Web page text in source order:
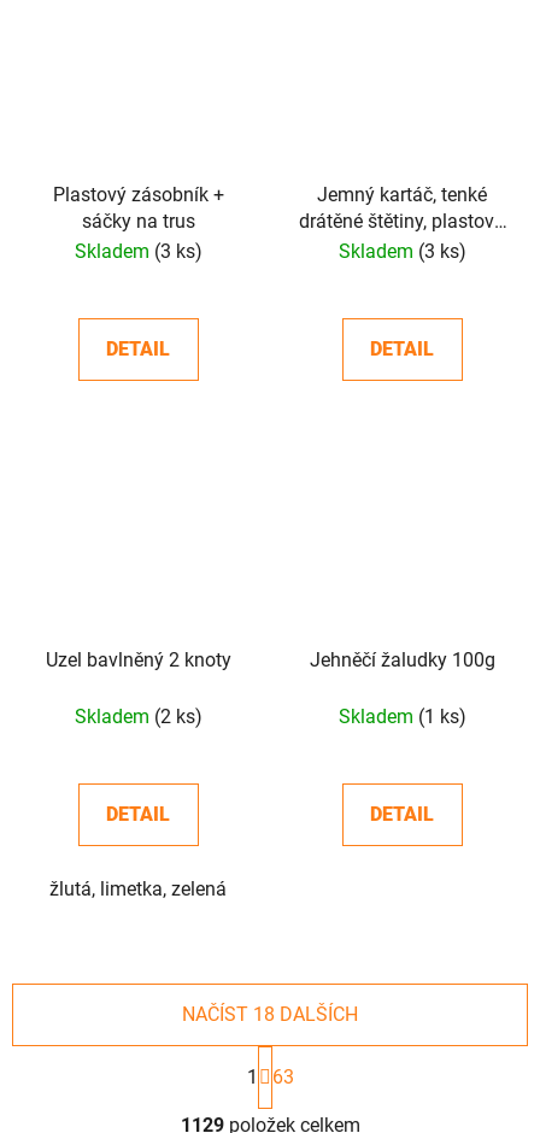
Plastový zásobník +
sáčky na trus
Skladem (3 ks)
DETAIL
Jemný kartáč, tenké
drátěné štětiny, plastová
rukojeť
Skladem (3 ks)
DETAIL
Uzel bavlněný 2 knoty
Skladem (2 ks)
DETAIL
žlutá, limetka, zelená
Jehněčí žaludky 100g
Skladem (1 ks)
DETAIL
O
NAČÍST 18 DALŠÍCH
S
t
r
á
1 63
1129položek celkem